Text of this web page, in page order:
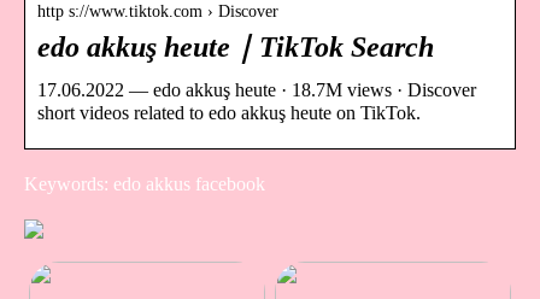
http s://www.tiktok.com › Discover
edo akkuş heute｜TikTok Search
17.06.2022 — edo akkuş heute · 18.7M views · Discover
short videos related to edo akkuş heute on TikTok.
Keywords: edo akkus facebook